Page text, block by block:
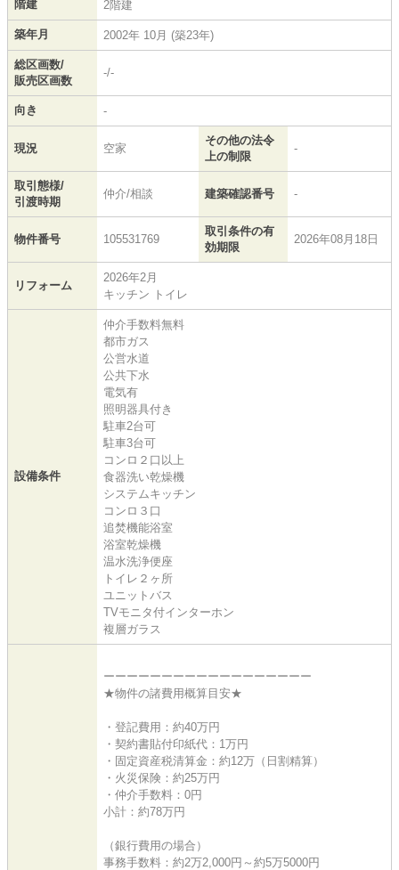
階建 2階建
築年月 2002年 10月 (築23年)
総区画数/
販売区画数
-/-
向き -
現況 空家
その他の法令
上の制限
-
取引態様/
引渡時期
仲介/相談 建築確認番号 -
物件番号 105531769
取引条件の有
効期限
2026年08月18日
リフォーム
2026年2月
キッチン トイレ
設備条件
仲介手数料無料
都市ガス
公営水道
公共下水
電気有
照明器具付き
駐車2台可
駐車3台可
コンロ２口以上
食器洗い乾燥機
システムキッチン
コンロ３口
追焚機能浴室
浴室乾燥機
温水洗浄便座
トイレ２ヶ所
ユニットバス
TVモニタ付インターホン
複層ガラス
ーーーーーーーーーーーーーーーーーー
★物件の諸費用概算目安★
・登記費用：約40万円
・契約書貼付印紙代：1万円
・固定資産税清算金：約12万（日割精算）
・火災保険：約25万円
・仲介手数料：0円
小計：約78万円
（銀行費用の場合）
事務手数料：約2万2,000円～約5万5000円